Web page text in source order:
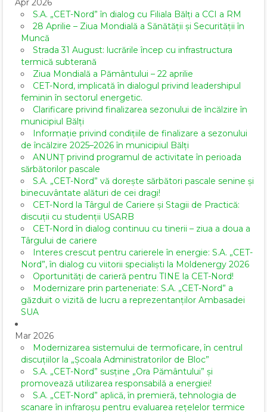
Apr 2026
S.A. „CET-Nord” în dialog cu Filiala Bălți a CCI a RM
28 Aprilie – Ziua Mondială a Sănătății și Securității în
Muncă
Strada 31 August: lucrările încep cu infrastructura
termică subterană
Ziua Mondială a Pământului – 22 aprilie
CET-Nord, implicată în dialogul privind leadershipul
feminin în sectorul energetic.
Clarificare privind finalizarea sezonului de încălzire în
municipiul Bălți
Informație privind condițiile de finalizare a sezonului
de încălzire 2025–2026 în municipiul Bălți
ANUNȚ privind programul de activitate în perioada
sărbătorilor pascale
S.A. „CET-Nord” vă dorește sărbători pascale senine și
binecuvântate alături de cei dragi!
CET-Nord la Târgul de Cariere și Stagii de Practică:
discuții cu studenții USARB
CET-Nord în dialog continuu cu tinerii – ziua a doua a
Târgului de cariere
Interes crescut pentru carierele în energie: S.A. „CET-
Nord”, în dialog cu viitorii specialiști la Moldenergy 2026
Oportunități de carieră pentru TINE la CET-Nord!
Modernizare prin parteneriate: S.A. „CET-Nord” a
găzduit o vizită de lucru a reprezentanților Ambasadei
SUA
Mar 2026
Modernizarea sistemului de termoficare, în centrul
discuțiilor la „Școala Administratorilor de Bloc”
S.A. „CET-Nord” susține „Ora Pământului” și
promovează utilizarea responsabilă a energiei!
S.A. „CET-Nord” aplică, în premieră, tehnologia de
scanare în infraroșu pentru evaluarea rețelelor termice